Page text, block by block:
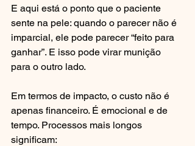
E aqui está o ponto que o paciente
sente na pele: quando o parecer não é
imparcial, ele pode parecer “feito para
ganhar”. E isso pode virar munição
para o outro lado.
Em termos de impacto, o custo não é
apenas financeiro. É emocional e de
tempo. Processos mais longos
significam: